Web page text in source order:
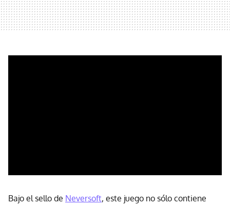
Bajo el sello de Neversoft, este juego no sólo contiene